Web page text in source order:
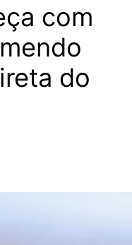
com
do